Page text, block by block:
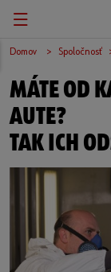
Domov Spoločnosť
MÁTE OD
AUTE?
TAK ICH